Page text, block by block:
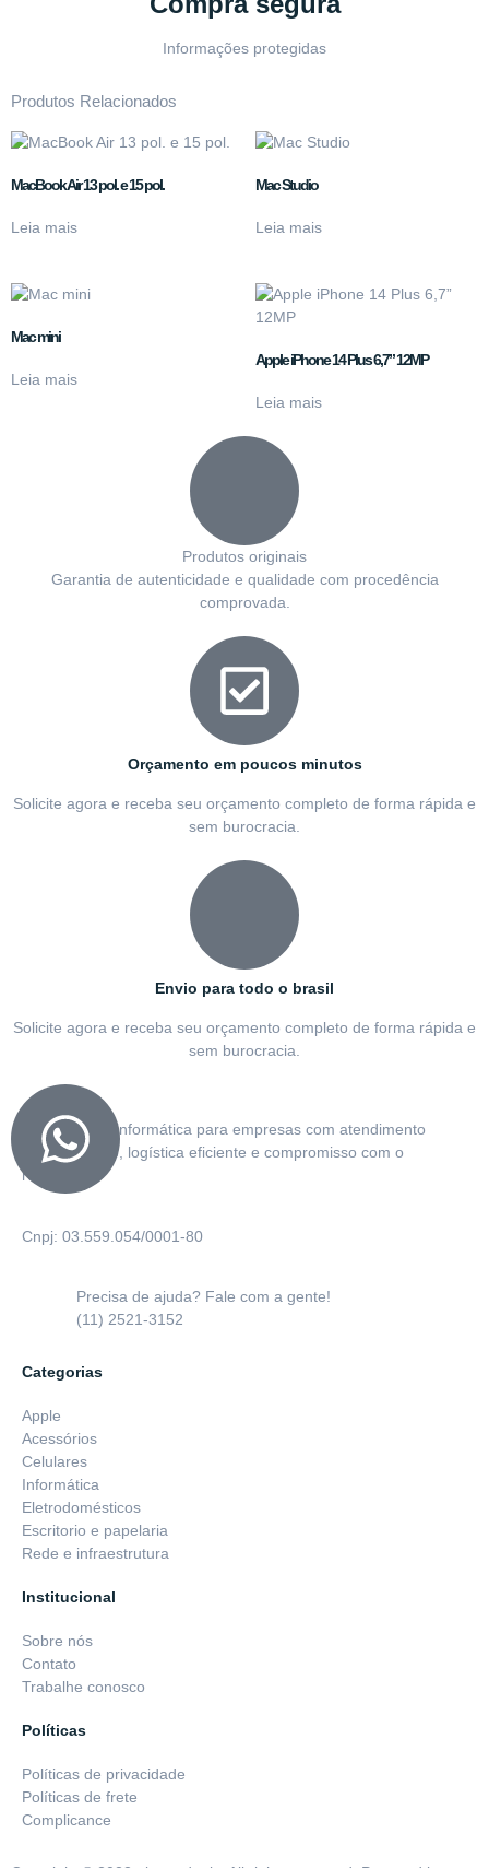
Informações protegidas
Produtos Relacionados
MacBook Air 13 pol. e 15 pol.
Leia mais
Mac Studio
Leia mais
Mac mini
Leia mais
Apple iPhone 14 Plus 6,7” 12MP
Leia mais
Produtos originais
Garantia de autenticidade e qualidade com procedência
comprovada.
Orçamento em poucos minutos
Solicite agora e receba seu orçamento completo de forma rápida e
sem burocracia.
Envio para todo o brasil
Solicite agora e receba seu orçamento completo de forma rápida e
sem burocracia.
Soluções em informática para empresas com atendimento
personalizado, logística eficiente e compromisso com o
resultado.
Cnpj: 03.559.054/0001-80
Precisa de ajuda? Fale com a gente!
(11) 2521-3152
Categorias
Apple
Acessórios
Celulares
Informática
Eletrodomésticos
Escritorio e papelaria
Rede e infraestrutura
Institucional
Sobre nós
Contato
Trabalhe conosco
Políticas
Políticas de privacidade
Políticas de frete
Complicance